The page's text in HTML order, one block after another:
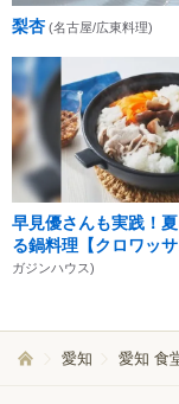
梨杏 (名古屋/広東料理)
早見優さんも実践！
る鍋料理【クロワッサ
ガジンハウス)
愛知 愛知 食